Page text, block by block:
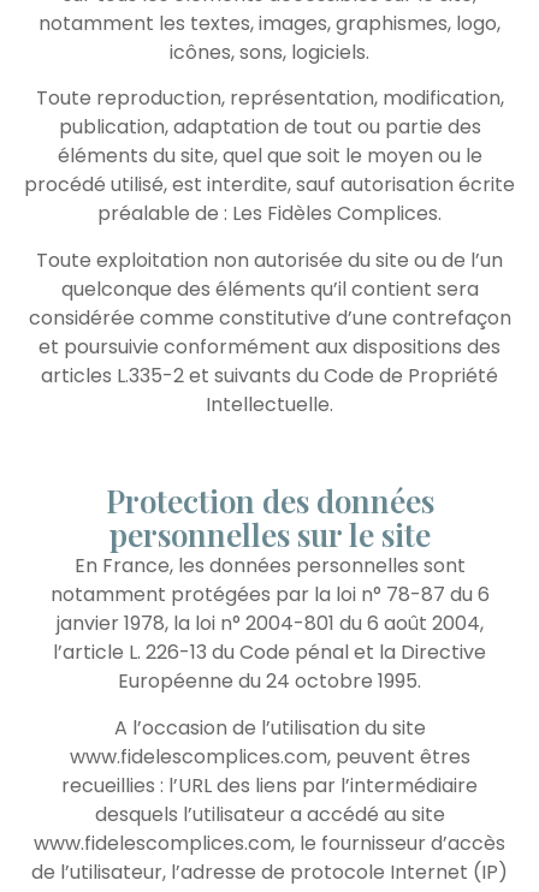
notamment les textes, images, graphismes, logo,
icônes, sons, logiciels.
Toute reproduction, représentation, modification,
publication, adaptation de tout ou partie des
éléments du site, quel que soit le moyen ou le
procédé utilisé, est interdite, sauf autorisation écrite
préalable de : Les Fidèles Complices.
Toute exploitation non autorisée du site ou de l’un
quelconque des éléments qu’il contient sera
considérée comme constitutive d’une contrefaçon
et poursuivie conformément aux dispositions des
articles L.335-2 et suivants du Code de Propriété
Intellectuelle.
Protection des données
personnelles sur le site
En France, les données personnelles sont
notamment protégées par la loi n° 78-87 du 6
janvier 1978, la loi n° 2004-801 du 6 août 2004,
l’article L. 226-13 du Code pénal et la Directive
Européenne du 24 octobre 1995.
A l’occasion de l’utilisation du site
www.fidelescomplices.com, peuvent êtres
recueillies : l’URL des liens par l’intermédiaire
desquels l’utilisateur a accédé au site
www.fidelescomplices.com, le fournisseur d’accès
de l’utilisateur, l’adresse de protocole Internet (IP)